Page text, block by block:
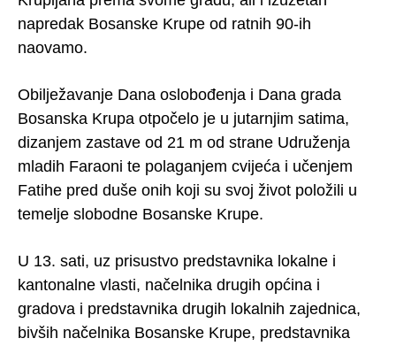
napredak Bosanske Krupe od ratnih 90-ih
naovamo.
Obilježavanje Dana oslobođenja i Dana grada
Bosanska Krupa otpočelo je u jutarnjim satima,
dizanjem zastave od 21 m od strane Udruženja
mladih Faraoni te polaganjem cvijeća i učenjem
Fatihe pred duše onih koji su svoj život položili u
temelje slobodne Bosanske Krupe.
U 13. sati, uz prisustvo predstavnika lokalne i
kantonalne vlasti, načelnika drugih općina i
gradova i predstavnika drugih lokalnih zajednica,
bivših načelnika Bosanske Krupe, predstavnika